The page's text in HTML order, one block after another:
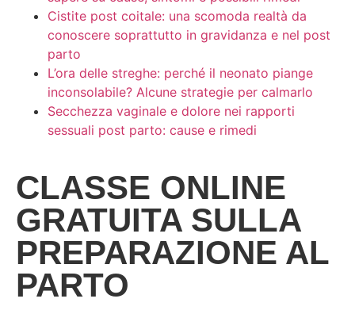
Cistite post coitale: una scomoda realtà da
conoscere soprattutto in gravidanza e nel post
parto
L’ora delle streghe: perché il neonato piange
inconsolabile? Alcune strategie per calmarlo
Secchezza vaginale e dolore nei rapporti
sessuali post parto: cause e rimedi
CLASSE ONLINE
GRATUITA SULLA
PREPARAZIONE AL
PARTO